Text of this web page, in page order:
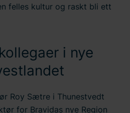
felles kultur og raskt bli ett
i nye
Roy Sætre i Thunestvedt
for Bravidas nye Region